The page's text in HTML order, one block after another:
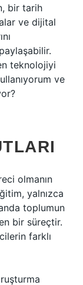
bir tarih
ve dijital
teknolojiyi
ve
olmanın
yalnızca
toplumun
bir süreçtir.
farklı